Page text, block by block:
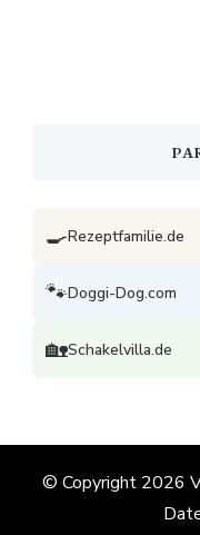
🍳Rezeptfamilie.de
🐾Doggi-Dog.com
🏡Schakelvilla.de
© Copyright 2026